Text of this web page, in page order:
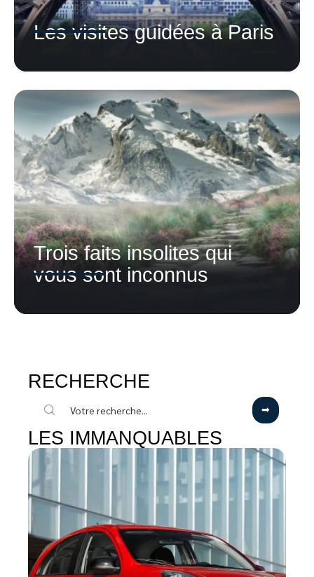
Les visites guidées à Paris
Trois faits insolites qui
vous sont inconnus
RECHERCHE
LES IMMANQUABLES